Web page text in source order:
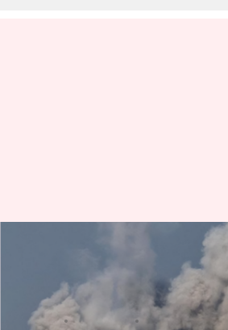
इजरायल और हमास के
युद्धविराम समझौते पर
दोनों अपनी शर्तों पर
लेखन गजेंद्र Apr 15, 2025 11:25 am